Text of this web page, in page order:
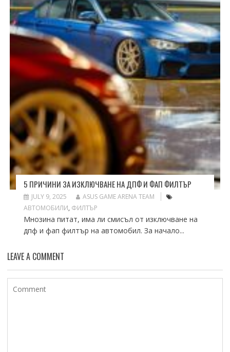
5 ПРИЧИНИ ЗА ИЗКЛЮЧВАНЕ НА ДПФ И ФАП ФИЛТЪР
JULY 9, 2025
ASUS GAME ARENA TEAM
АВТОМОБИЛИ, ФИЛТЪР
Мнозина питат, има ли смисъл от изключване на
дпф и фап филтър на автомобил. За начало...
LEAVE A COMMENT